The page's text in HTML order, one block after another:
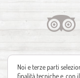
Noi e terze parti
finalità tecniche e, con